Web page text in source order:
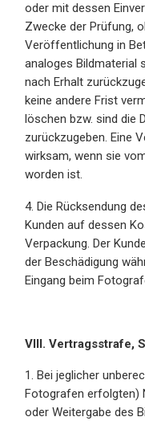
oder mit dessen
Zwecke der Prüfung,
Veröffentlichung in
analoges Bildmaterial
nach Erhalt
keine andere Frist
löschen bzw. sind die
zurückzugeben. Eine
wirksam, wenn sie
worden ist.
4. Die Rücksendung
Kunden auf dessen
Verpackung. Der
der Beschädigung
Eingang beim
VIII. Vertragsstrafe,
1. Bei jeglicher
Fotografen erfolgten)
oder Weitergabe des